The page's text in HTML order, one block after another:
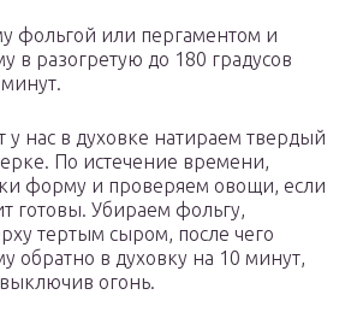
фольгой или пергаментом и
в разогретую до 180 градусов
у нас в духовке натираем твердый
По истечение времени,
форму и проверяем овощи, если
готовы. Убираем фольгу,
тертым сыром, после чего
обратно в духовку на 10 минут,
огонь.